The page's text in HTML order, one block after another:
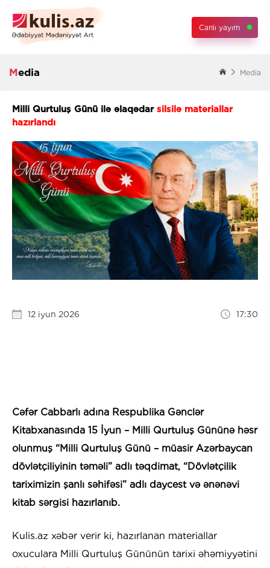
Canlı yayım
Media Media
Milli Qurtuluş Günü ilə əlaqədar silsilə materiallar
hazırlandı
12 iyun 2026 17:30
Cəfər Cabbarlı adına Respublika Gənclər
Kitabxanasında 15 İyun – Milli Qurtuluş Gününə həsr
olunmuş “Milli Qurtuluş Günü – müasir Azərbaycan
dövlətçiliyinin təməli” adlı təqdimat, “Dövlətçilik
tariximizin şanlı səhifəsi” adlı daycest və ənənəvi
kitab sərgisi hazırlanıb.
Kulis.az xəbər verir ki, hazırlanan materiallar
oxuculara Milli Qurtuluş Gününün tarixi əhəmiyyətini